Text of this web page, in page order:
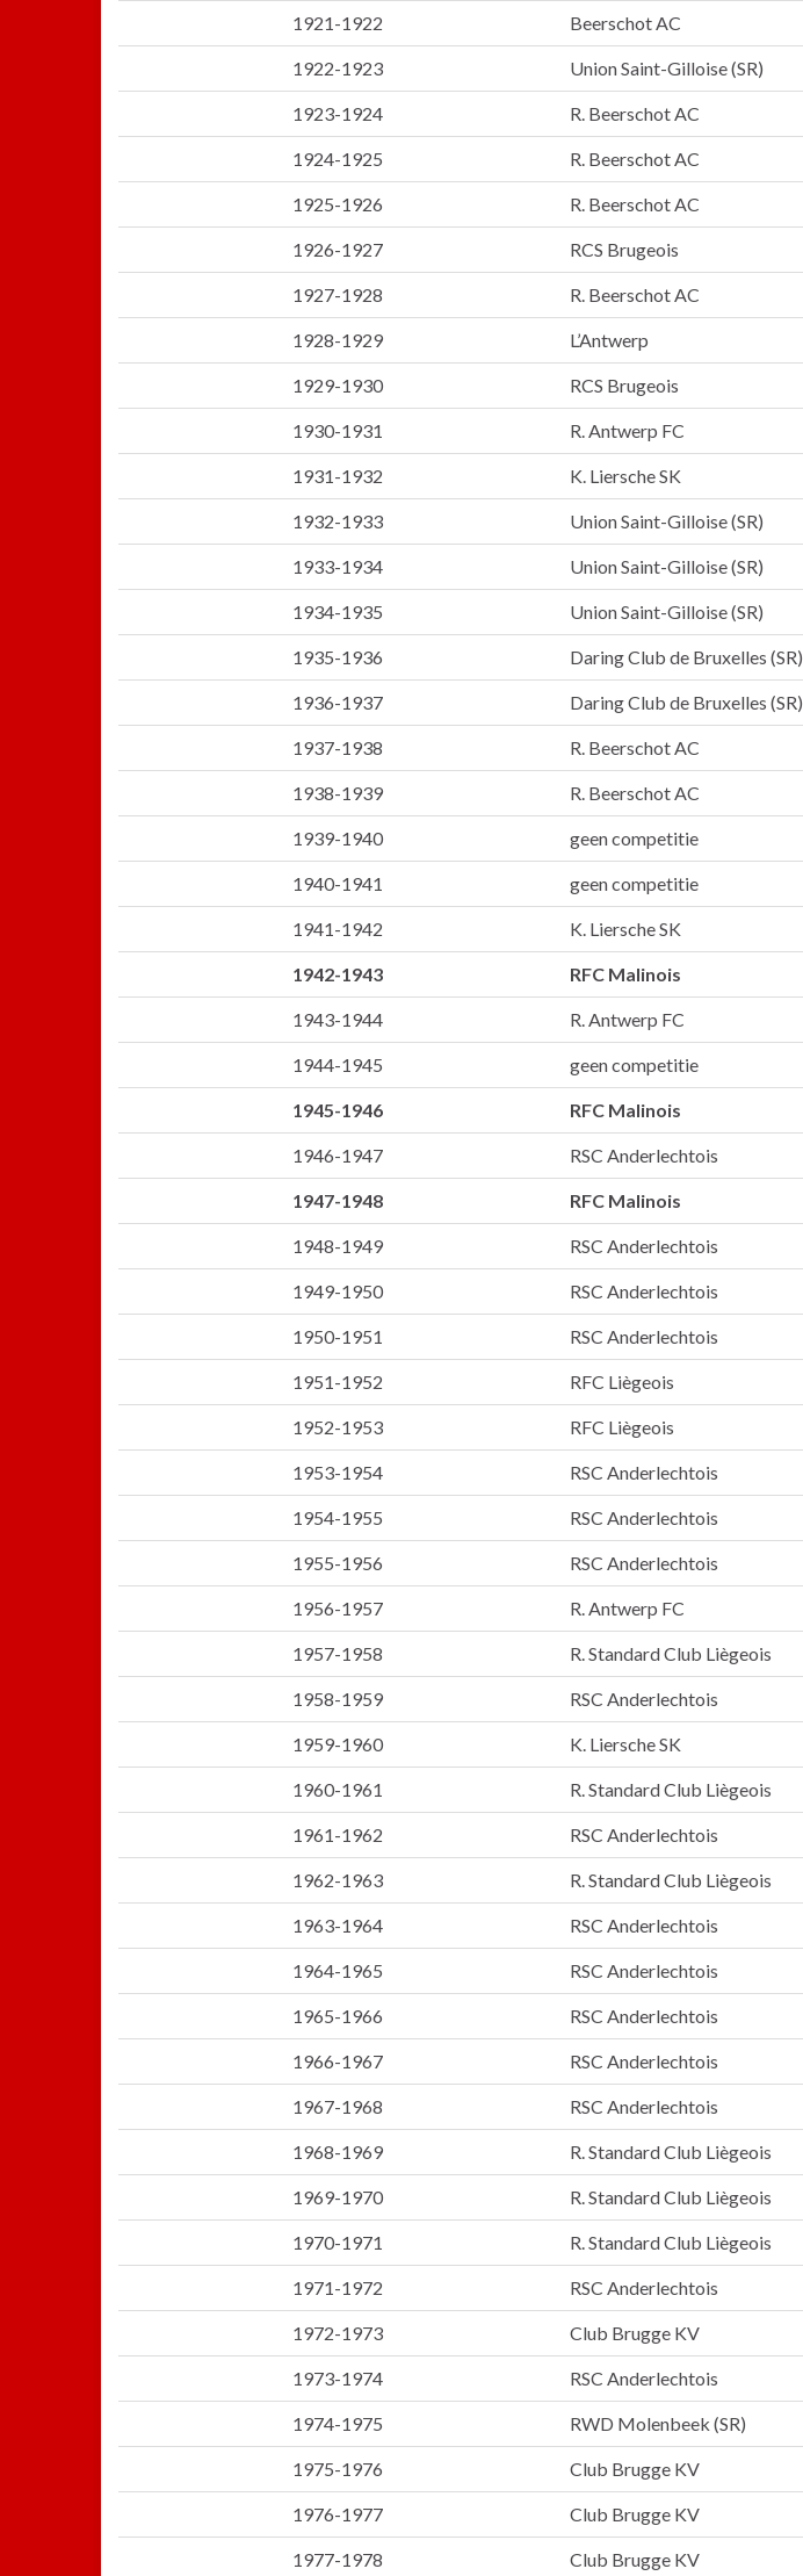
1921-1922 Beerschot AC
1922-1923 Union Saint-Gilloise (SR)
1923-1924 R. Beerschot AC
1924-1925 R. Beerschot AC
1925-1926 R. Beerschot AC
1926-1927 RCS Brugeois
1927-1928 R. Beerschot AC
1928-1929 L’Antwerp
1929-1930 RCS Brugeois
1930-1931 R. Antwerp FC
1931-1932 K. Liersche SK
1932-1933 Union Saint-Gilloise (SR)
1933-1934 Union Saint-Gilloise (SR)
1934-1935 Union Saint-Gilloise (SR)
1935-1936 Daring Club de Bruxelles (SR)
1936-1937 Daring Club de Bruxelles (SR)
1937-1938 R. Beerschot AC
1938-1939 R. Beerschot AC
1939-1940 geen competitie
1940-1941 geen competitie
1941-1942 K. Liersche SK
1942-1943 RFC Malinois
1943-1944 R. Antwerp FC
1944-1945 geen competitie
1945-1946 RFC Malinois
1946-1947 RSC Anderlechtois
1947-1948 RFC Malinois
1948-1949 RSC Anderlechtois
1949-1950 RSC Anderlechtois
1950-1951 RSC Anderlechtois
1951-1952 RFC Liègeois
1952-1953 RFC Liègeois
1953-1954 RSC Anderlechtois
1954-1955 RSC Anderlechtois
1955-1956 RSC Anderlechtois
1956-1957 R. Antwerp FC
1957-1958 R. Standard Club Liègeois
1958-1959 RSC Anderlechtois
1959-1960 K. Liersche SK
1960-1961 R. Standard Club Liègeois
1961-1962 RSC Anderlechtois
1962-1963 R. Standard Club Liègeois
1963-1964 RSC Anderlechtois
1964-1965 RSC Anderlechtois
1965-1966 RSC Anderlechtois
1966-1967 RSC Anderlechtois
1967-1968 RSC Anderlechtois
1968-1969 R. Standard Club Liègeois
1969-1970 R. Standard Club Liègeois
1970-1971 R. Standard Club Liègeois
1971-1972 RSC Anderlechtois
1972-1973 Club Brugge KV
1973-1974 RSC Anderlechtois
1974-1975 RWD Molenbeek (SR)
1975-1976 Club Brugge KV
1976-1977 Club Brugge KV
1977-1978 Club Brugge KV